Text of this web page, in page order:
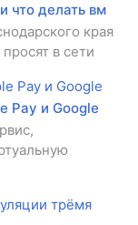
что делать вм
края
в сети
Pay и Google